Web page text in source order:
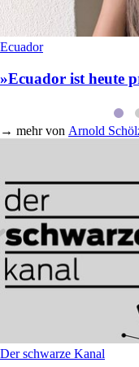
Ecuador
»Ecuador ist heute
→ mehr von Arnold
Der schwarze Kanal